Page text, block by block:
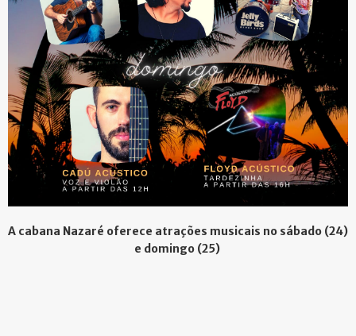
A cabana Nazaré oferece atrações musicais no sábado (24)
e domingo (25)